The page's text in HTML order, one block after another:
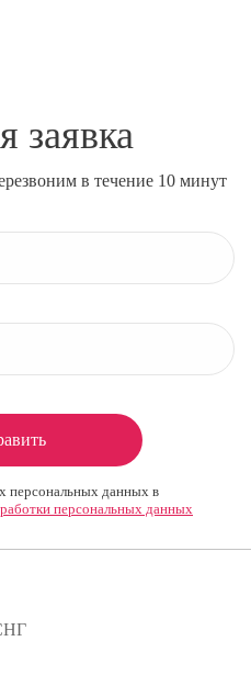
заявка
в течение 10 минут
персональных данных в
персональных данных